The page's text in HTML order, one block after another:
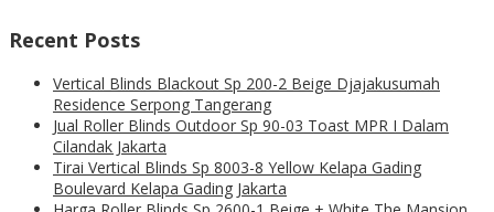
Recent Posts
Vertical Blinds Blackout Sp 200-2 Beige Djajakusumah
Residence Serpong Tangerang
Jual Roller Blinds Outdoor Sp 90-03 Toast MPR I Dalam
Cilandak Jakarta
Tirai Vertical Blinds Sp 8003-8 Yellow Kelapa Gading
Boulevard Kelapa Gading Jakarta